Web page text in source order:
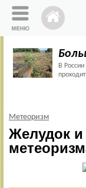
В
Метеоризм
Желудок и